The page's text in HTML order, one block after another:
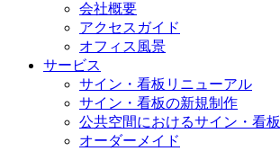
会社概要
アクセスガイド
オフィス風景
サービス
サイン・看板リニューアル
サイン・看板の新規制作
公共空間におけるサイン・看板
オーダーメイド